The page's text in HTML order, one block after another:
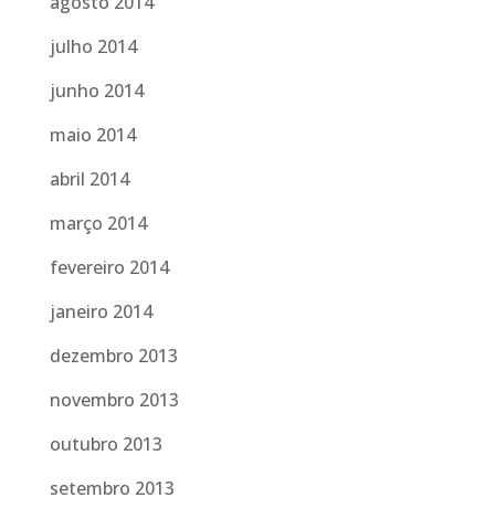
julho 2014
junho 2014
maio 2014
abril 2014
março 2014
fevereiro 2014
janeiro 2014
dezembro 2013
novembro 2013
outubro 2013
setembro 2013